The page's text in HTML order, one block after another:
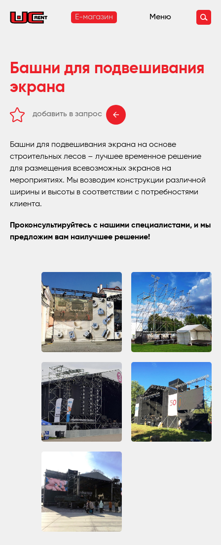
E-магазин Меню
Башни для подвешивания
экрана
добавить в запрос
Башни для подвешивания экрана на основе
строительных лесов – лучшее временное решение
для размещения всевозможных экранов на
мероприятиях. Мы возводим конструкции различной
ширины и высоты в соответствии с потребностями
клиента.
Проконсультируйтесь с нашими специалистами, и мы
предложим вам наилучшее решение!